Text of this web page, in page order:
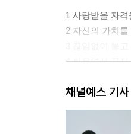
1 사랑받을 자
2 자신의 가치
4 싸우면서 끊
6 미움받을까 두
2장을 마치며:
채널예스 기사